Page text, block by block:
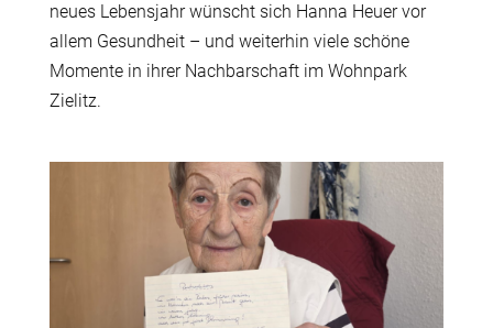
neues Lebensjahr wünscht sich Hanna Heuer vor
allem Gesundheit – und weiterhin viele schöne
Momente in ihrer Nachbarschaft im Wohnpark
Zielitz.